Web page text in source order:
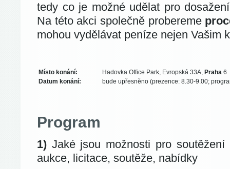
tedy co je možné udělat pro
Na této akci společně probereme
mohou vydělávat peníze nejen Vašim
Místo konání: Hadovka Office Park, Evropská 33A, Praha 6
Datum konání:
bude upřesněno (prezence: 8.30-9.00;
Program
1) Jaké jsou možnosti pro
aukce, licitace, soutěže, nabídky